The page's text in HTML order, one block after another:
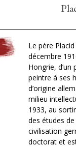
Le père
décembre
Hongrie,
peintre à ses
d’origine
milieu
1933, au
des études
civilisation
doctorat et